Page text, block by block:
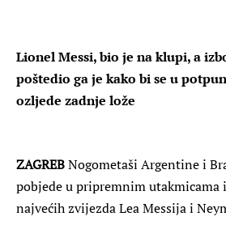
Lionel Messi, bio je na klupi, a
poštedio ga je kako bi se u
ozljede zadnje lože
ZAGREBNogometaši Argentine i
pobjede u pripremnim utakmicama
najvećih zvijezda Lea Messija i